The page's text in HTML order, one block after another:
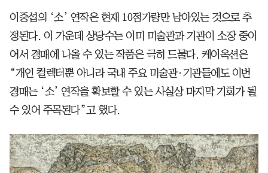
이중섭의 ‘소’ 연작은 현재 10점가량만 남아있는 것으로 추
정된다. 이 가운데 상당수는 이미 미술관과 기관이 소장 중이
어서 경매에 나올 수 있는 작품은 극히 드물다. 케이옥션은
“개인 컬렉터뿐 아니라 국내 주요 미술관·기관들에도 이번
경매는 ‘소’ 연작을 확보할 수 있는 사실상 마지막 기회가 될
수 있어 주목된다”고 했다.